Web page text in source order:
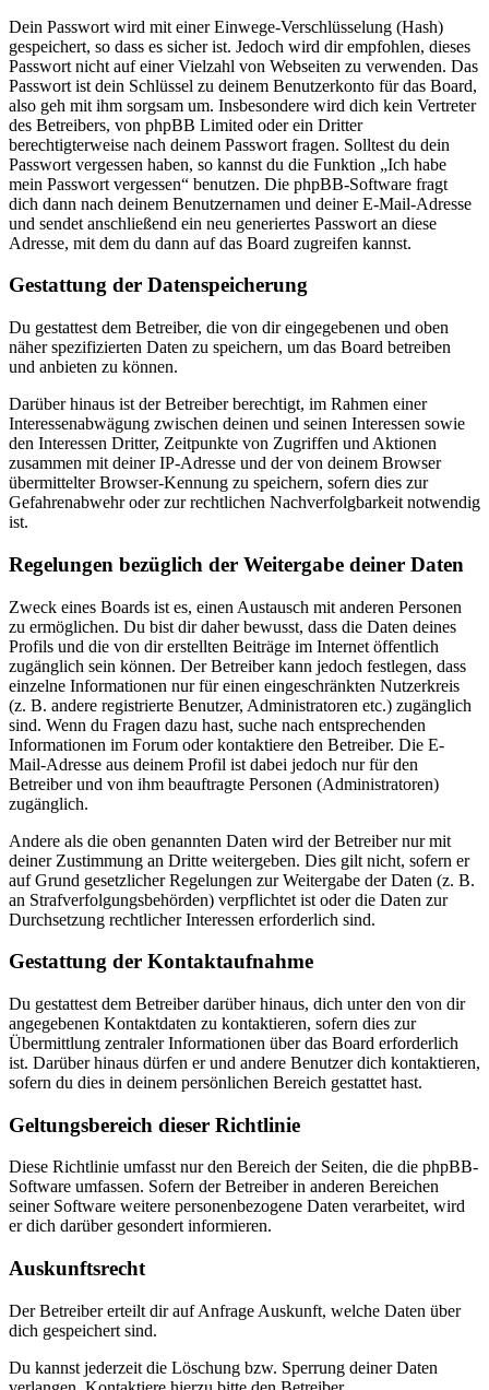
Dein Passwort wird mit einer Einwege-Verschlüsselung (Hash)
gespeichert, so dass es sicher ist. Jedoch wird dir empfohlen, dieses
Passwort nicht auf einer Vielzahl von Webseiten zu verwenden. Das
Passwort ist dein Schlüssel zu deinem Benutzerkonto für das Board,
also geh mit ihm sorgsam um. Insbesondere wird dich kein Vertreter
des Betreibers, von phpBB Limited oder ein Dritter
berechtigterweise nach deinem Passwort fragen. Solltest du dein
Passwort vergessen haben, so kannst du die Funktion „Ich habe
mein Passwort vergessen“ benutzen. Die phpBB-Software fragt
dich dann nach deinem Benutzernamen und deiner E-Mail-Adresse
und sendet anschließend ein neu generiertes Passwort an diese
Adresse, mit dem du dann auf das Board zugreifen kannst.
Gestattung der Datenspeicherung
Du gestattest dem Betreiber, die von dir eingegebenen und oben
näher spezifizierten Daten zu speichern, um das Board betreiben
und anbieten zu können.
Darüber hinaus ist der Betreiber berechtigt, im Rahmen einer
Interessenabwägung zwischen deinen und seinen Interessen sowie
den Interessen Dritter, Zeitpunkte von Zugriffen und Aktionen
zusammen mit deiner IP-Adresse und der von deinem Browser
übermittelter Browser-Kennung zu speichern, sofern dies zur
Gefahrenabwehr oder zur rechtlichen Nachverfolgbarkeit notwendig
ist.
Regelungen bezüglich der Weitergabe deiner Daten
Zweck eines Boards ist es, einen Austausch mit anderen Personen
zu ermöglichen. Du bist dir daher bewusst, dass die Daten deines
Profils und die von dir erstellten Beiträge im Internet öffentlich
zugänglich sein können. Der Betreiber kann jedoch festlegen, dass
einzelne Informationen nur für einen eingeschränkten Nutzerkreis
(z. B. andere registrierte Benutzer, Administratoren etc.) zugänglich
sind. Wenn du Fragen dazu hast, suche nach entsprechenden
Informationen im Forum oder kontaktiere den Betreiber. Die E-
Mail-Adresse aus deinem Profil ist dabei jedoch nur für den
Betreiber und von ihm beauftragte Personen (Administratoren)
zugänglich.
Andere als die oben genannten Daten wird der Betreiber nur mit
deiner Zustimmung an Dritte weitergeben. Dies gilt nicht, sofern er
auf Grund gesetzlicher Regelungen zur Weitergabe der Daten (z. B.
an Strafverfolgungsbehörden) verpflichtet ist oder die Daten zur
Durchsetzung rechtlicher Interessen erforderlich sind.
Gestattung der Kontaktaufnahme
Du gestattest dem Betreiber darüber hinaus, dich unter den von dir
angegebenen Kontaktdaten zu kontaktieren, sofern dies zur
Übermittlung zentraler Informationen über das Board erforderlich
ist. Darüber hinaus dürfen er und andere Benutzer dich kontaktieren,
sofern du dies in deinem persönlichen Bereich gestattet hast.
Geltungsbereich dieser Richtlinie
Diese Richtlinie umfasst nur den Bereich der Seiten, die die phpBB-
Software umfassen. Sofern der Betreiber in anderen Bereichen
seiner Software weitere personenbezogene Daten verarbeitet, wird
er dich darüber gesondert informieren.
Auskunftsrecht
Der Betreiber erteilt dir auf Anfrage Auskunft, welche Daten über
dich gespeichert sind.
Du kannst jederzeit die Löschung bzw. Sperrung deiner Daten